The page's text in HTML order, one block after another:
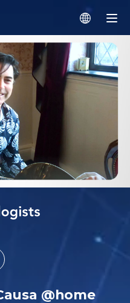
@home